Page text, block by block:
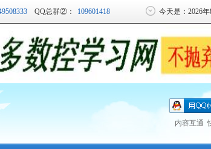
QQ总群②： 109601418 今天是：2026
QQ帐号登录
内容互通